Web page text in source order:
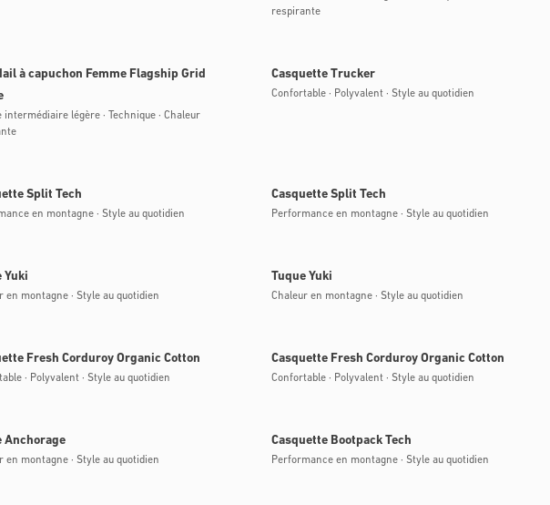
respirante
à capuchon Femme Flagship Grid
intermédiaire légère · Technique · Chaleur
Casquette Trucker
Confortable · Polyvalent · Style au quotidien
Split Tech
en montagne · Style au quotidien
Casquette Split Tech
Performance en montagne · Style au quotidien
Yuki
en montagne · Style au quotidien
Tuque Yuki
Chaleur en montagne · Style au quotidien
Fresh Corduroy Organic Cotton
· Polyvalent · Style au quotidien
Casquette Fresh Corduroy Organic Cotton
Confortable · Polyvalent · Style au quotidien
Anchorage
en montagne · Style au quotidien
Casquette Bootpack Tech
Performance en montagne · Style au quotidien